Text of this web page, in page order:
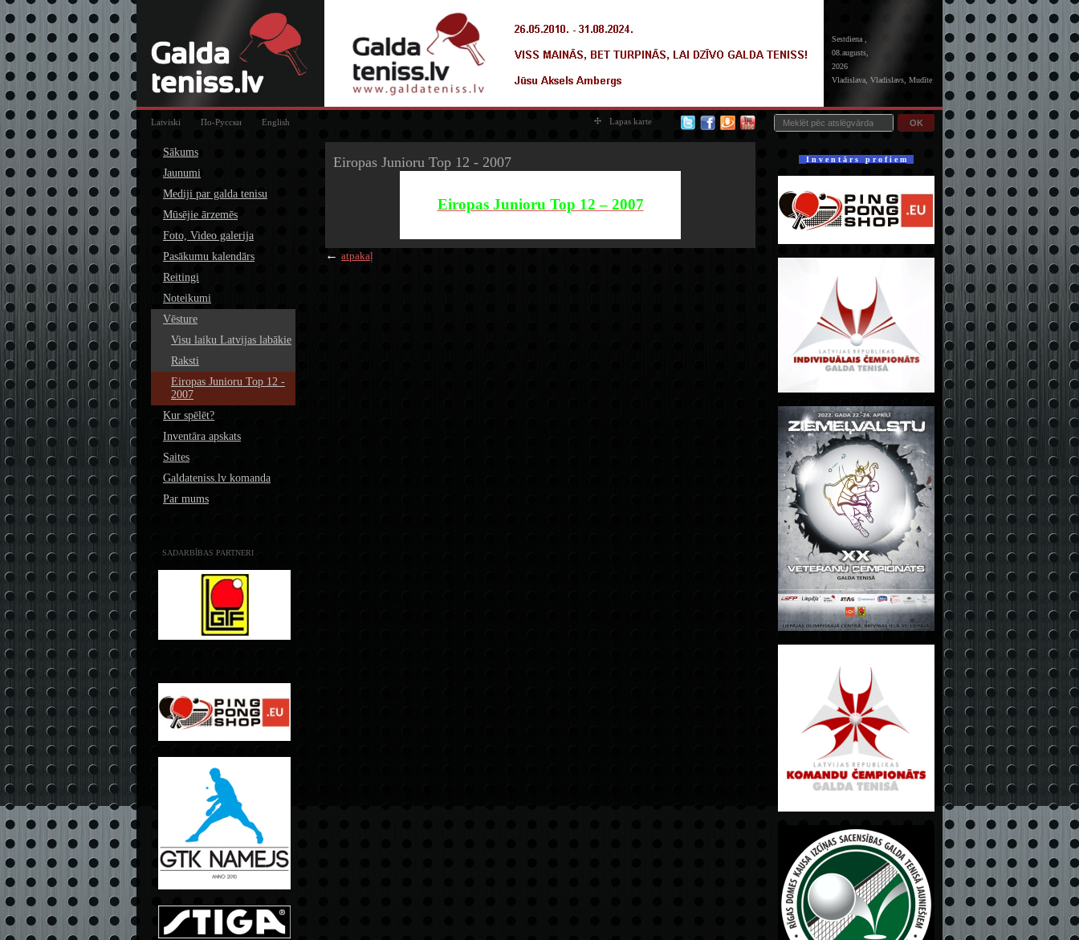
Sestdiena ,
08.augusts,
2026
Vladislava, Vladislavs, Mudīte
OK
Latviski По-Русски English Lapas karte
Sākums
Jaunumi
Mediji par galda tenisu
Mūsējie ārzemēs
Foto, Video galerija
Pasākumu kalendārs
Reitingi
Noteikumi
Vēsture
Visu laiku Latvijas labākie
Raksti
Eiropas Junioru Top 12 -
2007
Kur spēlēt?
Inventāra apskats
Saites
Galdateniss.lv komanda
Par mums
SADARBĪBAS PARTNERI
Eiropas Junioru Top 12 - 2007
Eiropas Junioru Top 12 – 2007
← atpakaļ
I n v e n t ā r s p r o f i e m